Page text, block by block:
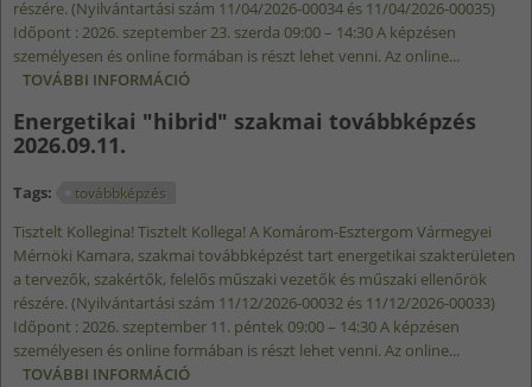
részére. (Nyilvántartási szám 11/04/2026-00034 és 11/04/2026-00035)
Időpont : 2026. szeptember 23. szerda 09:00 – 14:30 A képzésen
személyesen és online formában is részt lehet venni. Az online...
TOVÁBBI INFORMÁCIÓ
KAPCSOLATOSAN
Energetikai "hibrid" szakmai továbbképzés
2026.09.11.
Tags: továbbképzés
Tisztelt Kollegina! Tisztelt Kollega! A Komárom-Esztergom Vármegyei
Mérnöki Kamara, szakmai továbbképzést tart energetikai szakterületen
a tervezők, szakértők, felelős műszaki vezetők és műszaki ellenőrök
részére. (Nyilvántartási szám 11/12/2026-00032 és 11/12/2026-00033)
Időpont : 2026. szeptember 11. péntek 09:00 – 14:30 A képzésen
személyesen és online formában is részt lehet venni. Az online...
TOVÁBBI INFORMÁCIÓ